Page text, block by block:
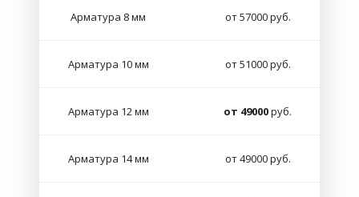
Арматура 8 мм от 57000 руб.
Арматура 10 мм от 51000 руб.
Арматура 12 мм от 49000руб.
Арматура 14 мм от 49000 руб.